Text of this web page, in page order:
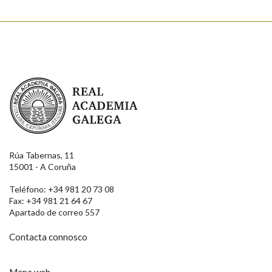
Real Academia Galega
Rúa Tabernas, 11
15001 - A Coruña
Teléfono: +34 981 20 73 08
Fax: +34 981 21 64 67
Apartado de correo 557
Contacta connosco